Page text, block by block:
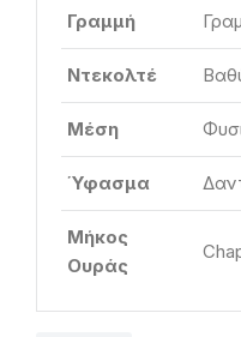
Γραμμή
Ντεκολτέ
Μέση
Ύφασμα
Μήκος
Ουράς